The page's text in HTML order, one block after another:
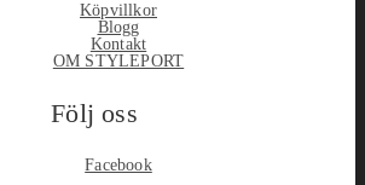
Köpvillkor
Blogg
Kontakt
OM STYLEPORT
Följ oss
Facebook